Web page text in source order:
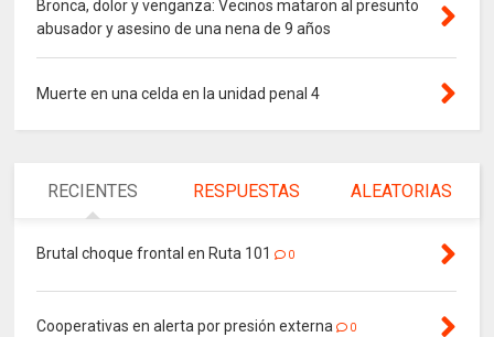
Bronca, dolor y venganza: Vecinos mataron al presunto
abusador y asesino de una nena de 9 años
Muerte en una celda en la unidad penal 4
RECIENTES RESPUESTAS ALEATORIAS
Brutal choque frontal en Ruta 101 0
Cooperativas en alerta por presión externa 0